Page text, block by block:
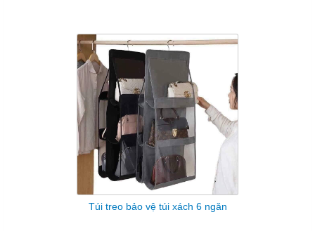
Túi treo bảo vệ túi xách 6 ngăn